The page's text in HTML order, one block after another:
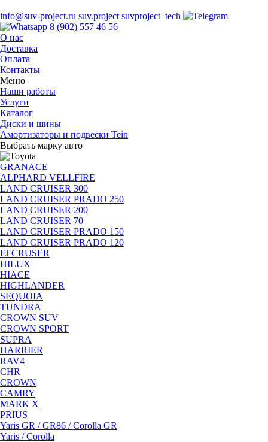
info@suv-project.ru suv.project suvproject_tech
8 (902) 557 46 56
О нас
Доставка
Оплата
Контакты
Меню
Наши работы
Услуги
Каталог
Диски и шины
Амортизаторы и подвески Tein
Выбрать марку авто
GRANACE
ALPHARD VELLFIRE
LAND CRUISER 300
LAND CRUISER PRADO 250
LAND CRUISER 200
LAND CRUISER 70
LAND CRUISER PRADO 150
LAND CRUISER PRADO 120
FJ CRUSER
HILUX
HIACE
HIGHLANDER
SEQUOIA
TUNDRA
CROWN SUV
CROWN SPORT
SUPRA
HARRIER
RAV4
CHR
CROWN
CAMRY
MARK X
PRIUS
Yaris GR / GR86 / Corolla GR
Yaris / Corolla